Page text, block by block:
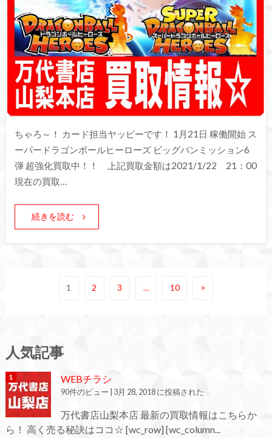
ちゃろ～！ カード担当ヤッピーです！ 1月21日 稼働開始 ス
ーパードラゴンボールヒーローズ ビッグバンミッション6
弾 超強化買取中！！ 上記買取金額は2021/1/22 21：00
現在の買取…
続きを読む
1 2 3 … 10 >
人気記事
WEBチラシ
90件のビュー 3月 28, 2018 に投稿された
万代書店山梨本店 最新の買取情報はこちらか
ら！ 高く売る秘訣はココ☆ [wc_row] [wc_column...